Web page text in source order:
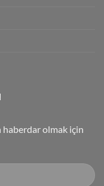
olmak için